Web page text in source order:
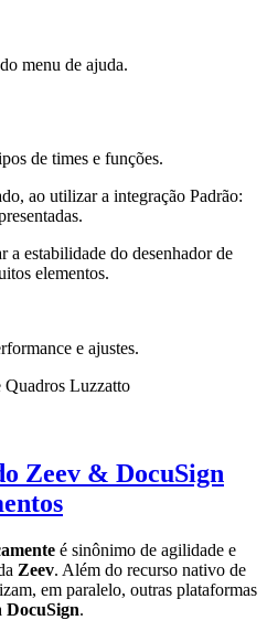
menu de ajuda.
de times e funções.
ao utilizar a integração Padrão:
a estabilidade do desenhador de
elementos.
e ajustes.
Quadros Luzzatto
Zeev & DocuSign
é sinônimo de agilidade e
Zeev. Além do recurso nativo de
em paralelo, outras plataformas
DocuSign.